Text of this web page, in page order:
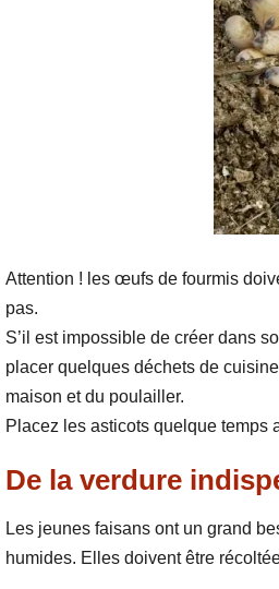
Attention ! les œufs de fourmis
pas.
S’il est impossible de créer dans
placer quelques déchets de
maison et du poulailler.
Placez les asticots quelque temps
De la verdure
Les jeunes faisans ont un grand
humides. Elles doivent être